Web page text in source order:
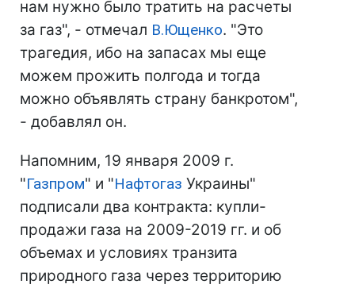
нам нужно было тратить на расчеты
за газ", - отмечал В.Ющенко. "Это
трагедия, ибо на запасах мы еще
можем прожить полгода и тогда
можно объявлять страну банкротом",
- добавлял он.
Напомним, 19 января 2009 г.
"Газпром" и "Нафтогаз Украины"
подписали два контракта: купли-
продажи газа на 2009-2019 гг. и об
объемах и условиях транзита
природного газа через территорию